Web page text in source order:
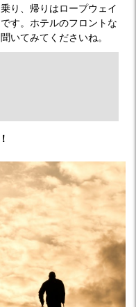
り、帰りはロープウェイ
す。ホテルのフロントな
いてみてくださいね。